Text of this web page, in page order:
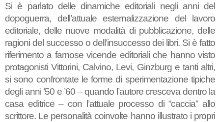
Si è parlato delle dinamiche editoriali negli anni del
dopoguerra, dell’attuale esternalizzazione del lavoro
editoriale, delle nuove modalità di pubblicazione, delle
ragioni del successo o dell’insuccesso dei libri. Si è fatto
riferimento a famose vicende editoriali che hanno visto
protagonisti Vittorini, Calvino, Levi, Ginzburg e tanti altri,
si sono confrontate le forme di sperimentazione tipiche
degli anni ’50 e ’60 – quando l’autore cresceva dentro la
casa editrice – con l’attuale processo di “caccia” allo
scrittore. Le personalità coinvolte hanno illustrato i propri